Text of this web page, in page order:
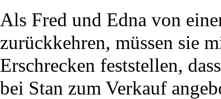
Als Fred und Edna von
zurückkehren, müssen sie
Erschrecken feststellen,
bei Stan zum Verkauf